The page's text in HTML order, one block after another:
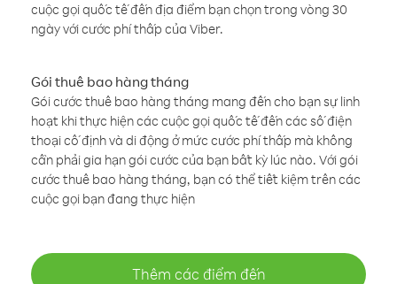
cuộc gọi quốc tế đến địa điểm bạn chọn trong vòng 30
ngày với cước phí thấp của Viber.
Gói thuê bao hàng tháng
Gói cước thuê bao hàng tháng mang đến cho bạn sự linh
hoạt khi thực hiện các cuộc gọi quốc tế đến các số điện
thoại cố định và di động ở mức cước phí thấp mà không
cần phải gia hạn gói cước của bạn bất kỳ lúc nào. Với gói
cước thuê bao hàng tháng, bạn có thể tiết kiệm trên các
cuộc gọi bạn đang thực hiện
Thêm các điểm đến